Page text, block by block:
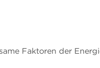
Faktoren der